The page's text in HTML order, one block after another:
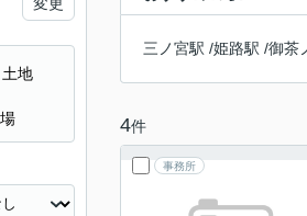
三ノ宮駅 /姫路駅 /御茶
4件
事務所
土地